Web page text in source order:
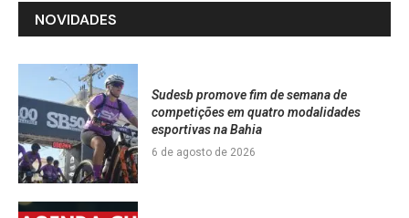
NOVIDADES
Sudesb promove fim de semana de
competições em quatro modalidades
esportivas na Bahia
6 de agosto de 2026